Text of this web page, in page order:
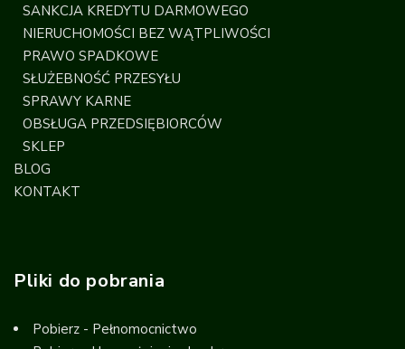
SANKCJA KREDYTU DARMOWEGO
NIERUCHOMOŚCI BEZ WĄTPLIWOŚCI
PRAWO SPADKOWE
SŁUŻEBNOŚĆ PRZESYŁU
SPRAWY KARNE
OBSŁUGA PRZEDSIĘBIORCÓW
SKLEP
BLOG
KONTAKT
Pliki do pobrania
Pobierz - Pełnomocnictwo